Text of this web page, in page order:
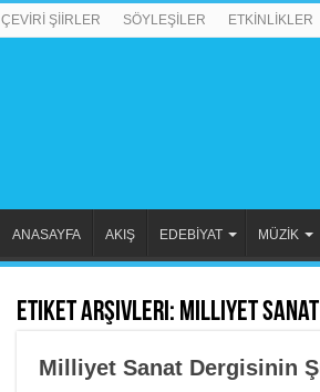
ÇEVİRİ ŞİİRLER SÖYLEŞİLER ETKİNLİKLER
ANASAYFA AKIŞ EDEBİYAT MÜZİK
Etiket Arşivleri: Milliyet Sanat
Milliyet Sanat Dergisinin